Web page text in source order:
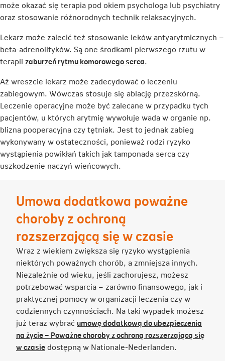
może okazać się terapia pod okiem psychologa lub psychiatry
oraz stosowanie różnorodnych technik relaksacyjnych.
Lekarz może zalecić też stosowanie leków antyarytmicznych –
beta-adrenolityków. Są one środkami pierwszego rzutu w
terapii zaburzeń rytmu komorowego serca
się
w
nowej
karcie
.
Aż wreszcie lekarz może zadecydować o leczeniu
zabiegowym. Wówczas stosuje się ablację przezskórną.
Leczenie operacyjne może być zalecane w przypadku tych
pacjentów, u których arytmię wywołuje wada w organie np.
blizna pooperacyjna czy tętniak. Jest to jednak zabieg
wykonywany w ostateczności, ponieważ rodzi ryzyko
wystąpienia powikłań takich jak tamponada serca czy
uszkodzenie naczyń wieńcowych.
Umowa dodatkowa poważne
choroby z ochroną
rozszerzającą się w czasie
Wraz z wiekiem zwiększa się ryzyko wystąpienia
niektórych poważnych chorób, a zmniejsza innych.
Niezależnie od wieku, jeśli zachorujesz, możesz
potrzebować wsparcia – zarówno finansowego, jak i
praktycznej pomocy w organizacji leczenia czy w
codziennych czynnościach. Na taki wypadek możesz
już teraz wybrać umowę dodatkową do ubezpieczenia
na życie – Poważne choroby z ochroną rozszerzającą się
w czasieLink
dostępną w Nationale-Nederlanden.